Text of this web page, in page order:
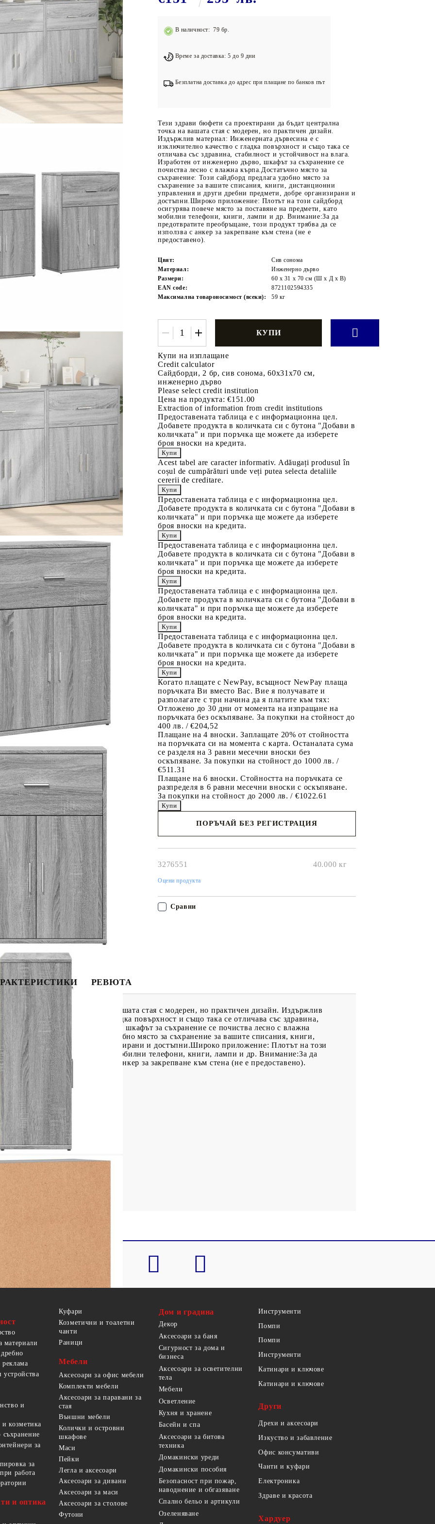
Подложки за фитнес уреди
Лостове за набиране
Йога и пилатес
В наличност: 79 бр.
Време за доставка: 5 до 9 дни
Безплатна доставка до адрес при плащане по банков път
Тези здрави бюфети са проектирани да бъдат централна
точка на вашата стая с модерен, но практичен дизайн.
Издържлив материал: Инженерната дървесина е с
изключително качество с гладка повърхност и също така се
отличава със здравина, стабилност и устойчивост на влага.
Изработен от инженерно дърво, шкафът за съхранение се
почиства лесно с влажна кърпа.Достатъчно място за
съхранение: Този сайдборд предлага удобно място за
съхранение за вашите списания, книги, дистанционни
управления и други дребни предмети, добре организирани и
достъпни.Широко приложение: Плотът на този сайдборд
осигурява повече място за поставяне на предмети, като
мобилни телефони, книги, лампи и др. Внимание:За да
предотвратите преобръщане, този продукт трябва да се
използва с анкер за закрепване към стена (не е
предоставено).
Цвят:
Сив сонома
Материал:
Инженерно дърво
Размери:
60 x 31 x 70 см (Ш x Д x В)
EAN code:
8721102594335
Максимална товароносимост (всеки):
59 кг
Купи на изплащане
Credit calculator
Сайдборди, 2 бр, сив сонома, 60x31x70 см,
инженерно дърво
Please select credit institution
Цена на продукта: €151.00
Extraction of information from credit institutions
Предоставената таблица е с информационна цел.
Добавете продукта в количката си с бутона "Добави в
количката" и при поръчка ще можете да изберете
броя вноски на кредита.
Acest tabel are caracter informativ. Adăugați produsul în
coșul de cumpărături unde veți putea selecta detaliile
cererii de creditare.
Предоставената таблица е с информационна цел.
Добавете продукта в количката си с бутона "Добави в
количката" и при поръчка ще можете да изберете
броя вноски на кредита.
Предоставената таблица е с информационна цел.
Добавете продукта в количката си с бутона "Добави в
количката" и при поръчка ще можете да изберете
броя вноски на кредита.
Предоставената таблица е с информационна цел.
Добавете продукта в количката си с бутона "Добави в
количката" и при поръчка ще можете да изберете
броя вноски на кредита.
Предоставената таблица е с информационна цел.
Добавете продукта в количката си с бутона "Добави в
количката" и при поръчка ще можете да изберете
броя вноски на кредита.
Когато плащате с NewPay, всъщност NewPay плаща
поръчката Ви вместо Вас. Вие я получавате и
разполагате с три начина да я платите към тях:
Отложено до 30 дни от момента на изпращане на
поръчката без оскъпяване. За покупки на стойност до
400 лв. / €204,52
Плащане на 4 вноски. Заплащате 20% от стойността
на поръчката си на момента с карта. Останалата сума
се разделя на 3 равни месечни вноски без
оскъпяване. За покупки на стойност до 1000 лв. /
€511.31
Плащане на 6 вноски. Стойността на поръчката се
разпределя в 6 равни месечни вноски с оскъпяване.
За покупки на стойност до 2000 лв. / €1022.61
ПОРЪЧАЙ БЕЗ РЕГИСТРАЦИЯ
3276551 40.000 кг
Оцени продукта
Сравни
РЕВЮТА
да бъдат централна точка на вашата стая с модерен, но практичен дизайн. Издържлив
с изключително качество с гладка повърхност и също така се отличава със здравина,
Изработен от инженерно дърво, шкафът за съхранение се почиства лесно с влажна
Този сайдборд предлага удобно място за съхранение за вашите списания, книги,
предмети, добре организирани и достъпни.Широко приложение: Плотът на този
поставяне на предмети, като мобилни телефони, книги, лампи и др. Внимание:За да
трябва да се използва с анкер за закрепване към стена (не е предоставено).
Д x В)
59 кг
материали
и
козметика
за
за
работа
и оптика
Куфари
Козметични и тоалетни
чанти
Раници
Мебели
Аксесоари за офис мебели
Комплекти мебели
Аксесоари за паравани за
стая
Външни мебели
Колички и островни
шкафове
Маси
Пейки
Легла и аксесоари
Аксесоари за дивани
Аксесоари за маси
Аксесоари за столове
Футони
Дом и градина
Декор
Аксесоари за баня
Сигурност за дома и
бизнеса
Аксесоари за осветителни
тела
Мебели
Осветление
Кухня и хранене
Басейн и спа
Аксесоари за битова
техника
Домакински уреди
Домакински пособия
Безопасност при пожар,
наводнение и обгазяване
Спално бельо и артикули
Озеленяване
Инструменти
Помпи
Помпи
Инструменти
Катинари и ключове
Катинари и ключове
Други
Дрехи и аксесоари
Изкуство и забавление
Офис консумативи
Чанти и куфари
Електроника
Здраве и красота
Хардуер